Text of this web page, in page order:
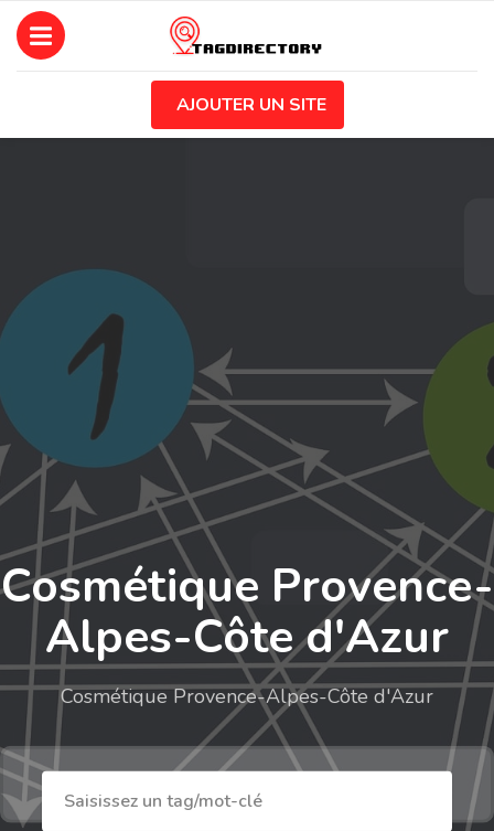
AJOUTER UN SITE
Cosmétique Provence-
Alpes-Côte d'Azur
Cosmétique Provence-Alpes-Côte d'Azur